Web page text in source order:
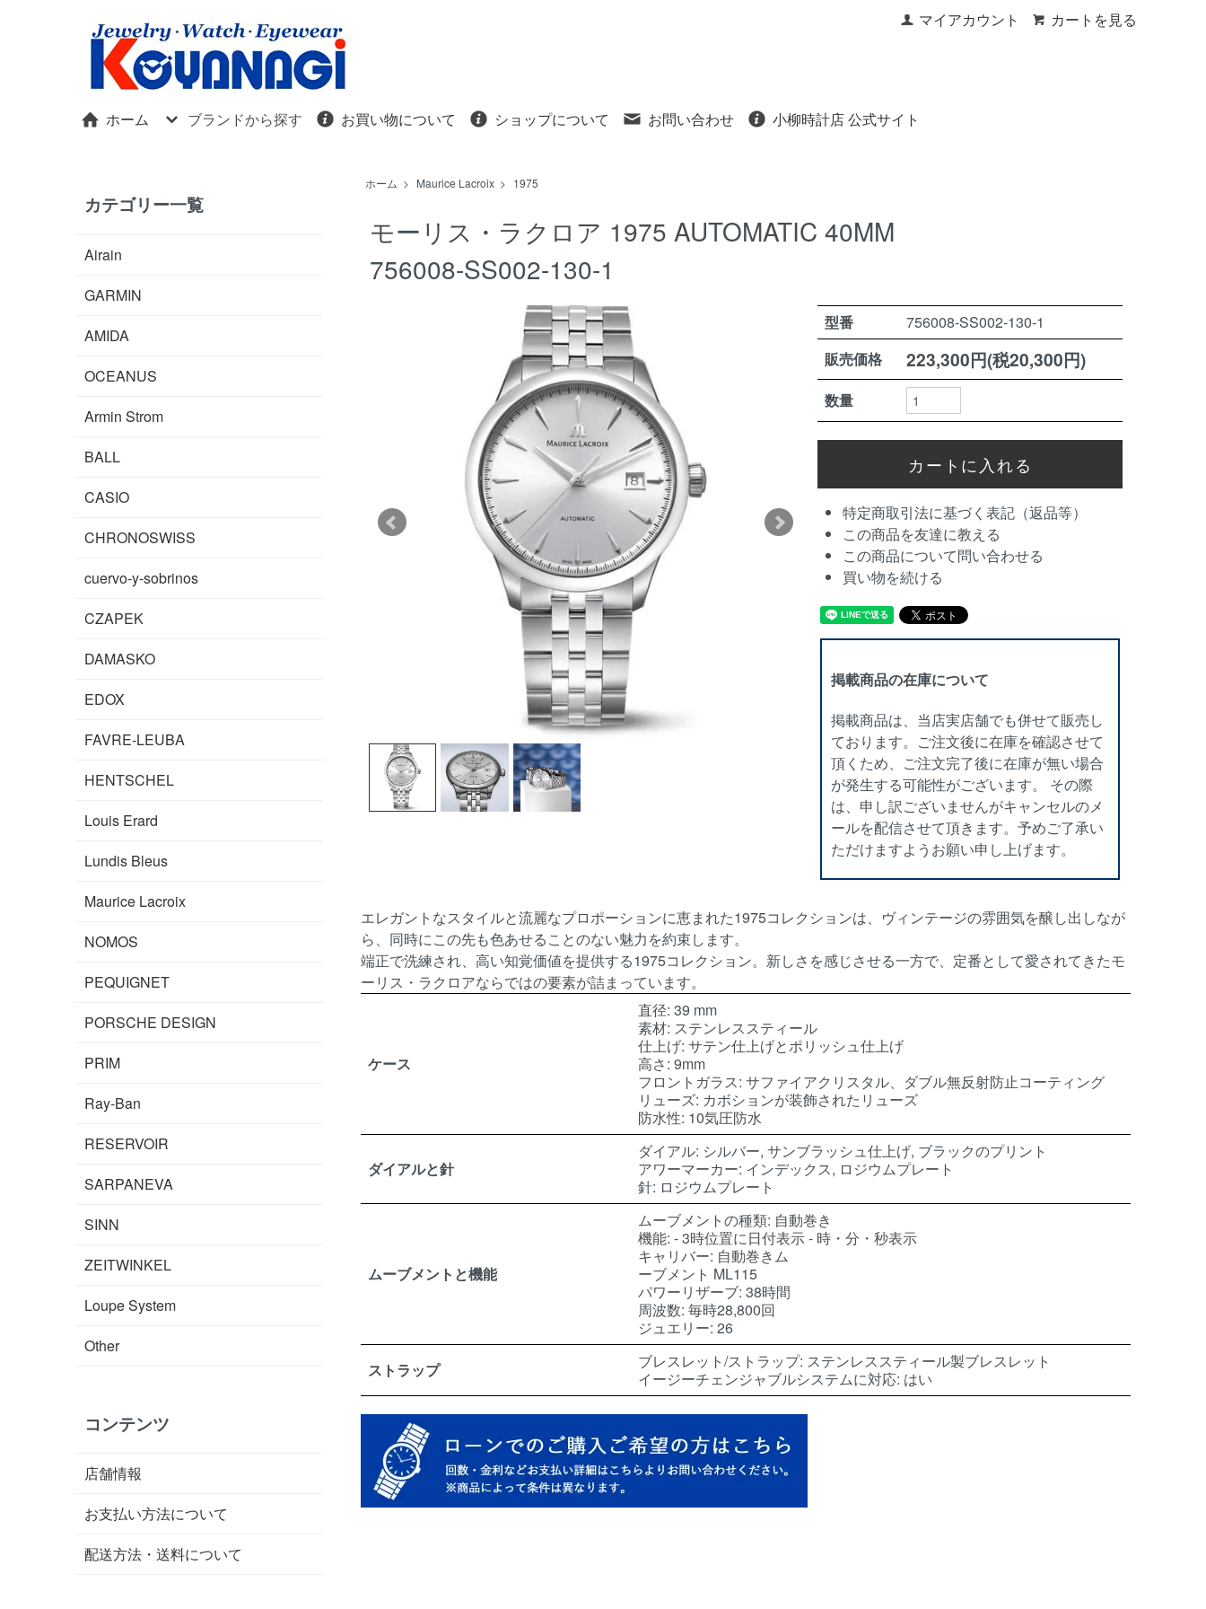
マイアカウント カートを見る
ホーム ブランドから探す お買い物について ショップについて お問い合わせ 小柳時計店 公式サイト
ホーム > Maurice Lacroix > 1975
モーリス・ラクロア 1975 AUTOMATIC 40MM
756008-SS002-130-1
型番
756008-SS002-130-1
販売価格
223,300円(税20,300円)
数量
特定商取引法に基づく表記（返品等）
この商品を友達に教える
この商品について問い合わせる
買い物を続ける
掲載商品の在庫について
掲載商品は、当店実店舗でも併せて販売し
ております。ご注文後に在庫を確認させて
頂くため、ご注文完了後に在庫が無い場合
が発生する可能性がございます。 その際
は、申し訳ございませんがキャンセルのメ
ールを配信させて頂きます。予めご了承い
ただけますようお願い申し上げます。
エレガントなスタイルと流麗なプロポーションに恵まれた1975コレクションは、ヴィンテージの雰囲気を醸し出しなが
ら、同時にこの先も色あせることのない魅力を約束します。
端正で洗練され、高い知覚価値を提供する1975コレクション。新しさを感じさせる一方で、定番として愛されてきたモ
ーリス・ラクロアならではの要素が詰まっています。
ケース
直径: 39 mm
素材: ステンレススティール
仕上げ: サテン仕上げとポリッシュ仕上げ
高さ: 9mm
フロントガラス: サファイアクリスタル、ダブル無反射防止コーティング
リューズ: カボションが装飾されたリューズ
防水性: 10気圧防水
ダイアルと針
ダイアル: シルバー, サンブラッシュ仕上げ, ブラックのプリント
アワーマーカー: インデックス, ロジウムプレート
針: ロジウムプレート
ムーブメントと機能
ムーブメントの種類: 自動巻き
機能: - 3時位置に日付表示 - 時・分・秒表示
キャリバー: 自動巻きム
ーブメント ML115
パワーリザーブ: 38時間
周波数: 毎時28,800回
ジュエリー: 26
ストラップ
ブレスレット/ストラップ: ステンレススティール製ブレスレット
イージーチェンジャブルシステムに対応: はい
カテゴリー一覧
Airain
GARMIN
AMIDA
OCEANUS
Armin Strom
BALL
CASIO
CHRONOSWISS
cuervo-y-sobrinos
CZAPEK
DAMASKO
EDOX
FAVRE-LEUBA
HENTSCHEL
Louis Erard
Lundis Bleus
Maurice Lacroix
NOMOS
PEQUIGNET
PORSCHE DESIGN
PRIM
Ray-Ban
RESERVOIR
SARPANEVA
SINN
ZEITWINKEL
Loupe System
Other
コンテンツ
店舗情報
お支払い方法について
配送方法・送料について